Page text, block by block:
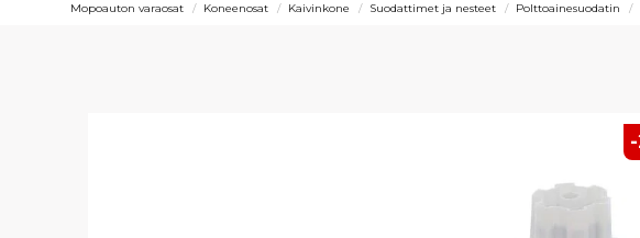
Mopoauton varaosat Koneenosat Kaivinkone Suodattimet ja nesteet Polttoainesuodatin
-